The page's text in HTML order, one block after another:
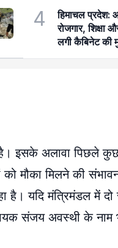
4
हिमाचल प्रदेश:
रोजगार,
लगी कैबिनेट की
इसके अलावा पिछले
को मौका मिलने की
है। यदि मंत्रिमंडल में
अवस्थी के नाम भी